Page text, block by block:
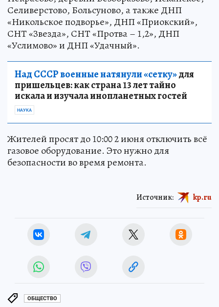
Селиверстово, Больсуново, а также ДНП
«Никольское подворье», ДНП «Приокский»,
СНТ «Звезда», СНТ «Протва – 1,2», ДНП
«Услимово» и ДНП «Удачный».
Над СССР военные натянули «сетку»для
пришельцев: как страна 13 лет тайно
искала и изучала инопланетных гостей
НАУКА
Жителей просят до 10:00 2 июня отключить всё
газовое оборудование. Это нужно для
безопасности во время ремонта.
Источник: kp.ru
ОБЩЕСТВО